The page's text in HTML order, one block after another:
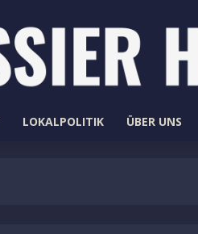
LOKALPOLITIK ÜBER UNS